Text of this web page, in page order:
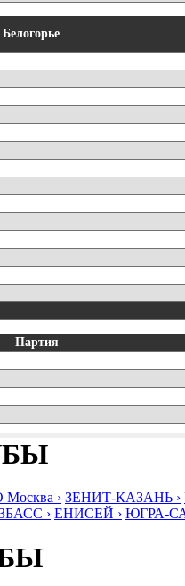
Белогорье
Партия
› ЗЕНИТ-КАЗАНЬ ›
› ЕНИСЕЙ › ЮГРА-